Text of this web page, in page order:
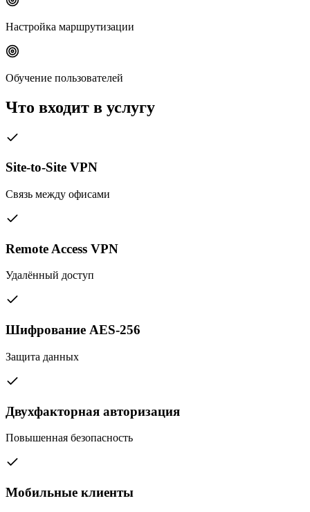
Настройка маршрутизации
Обучение пользователей
Что входит в услугу
Site-to-Site VPN
Связь между офисами
Remote Access VPN
Удалённый доступ
Шифрование AES-256
Защита данных
Двухфакторная авторизация
Повышенная безопасность
Мобильные клиенты